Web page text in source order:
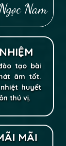
MÃI
tạo bài
âm tốt.
huyết
thú vị.
Nam